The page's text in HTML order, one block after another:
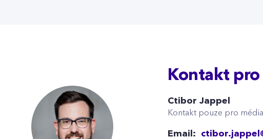
Kontakt pro
Ctibor Jappel
Kontakt pouze pro
Email: